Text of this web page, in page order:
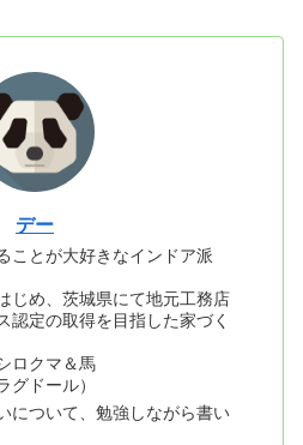
デー
ことが大好きなインドア派
じめ、茨城県にて地元工務店
認定の取得を目指した家づく
ロクマ＆馬
グドール）
について、勉強しながら書い